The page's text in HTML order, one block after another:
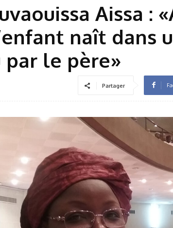
Aissa :
naît dans
par le père»
Partager